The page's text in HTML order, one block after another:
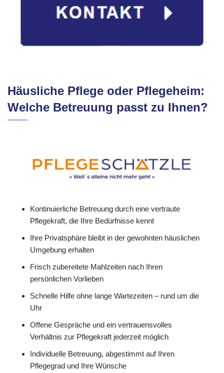
Häusliche Pflege oder Pflegeheim:
Welche Betreuung passt zu Ihnen?
Kontinuierliche Betreuung durch eine vertraute
Pflegekraft, die Ihre Bedürfnisse kennt
Ihre Privatsphäre bleibt in der gewohnten häuslichen
Umgebung erhalten
Frisch zubereitete Mahlzeiten nach Ihren
persönlichen Vorlieben
Schnelle Hilfe ohne lange Wartezeiten – rund um die
Uhr
Offene Gespräche und ein vertrauensvolles
Verhältnis zur Pflegekraft jederzeit möglich
Individuelle Betreuung, abgestimmt auf Ihren
Pflegegrad und Ihre Wünsche